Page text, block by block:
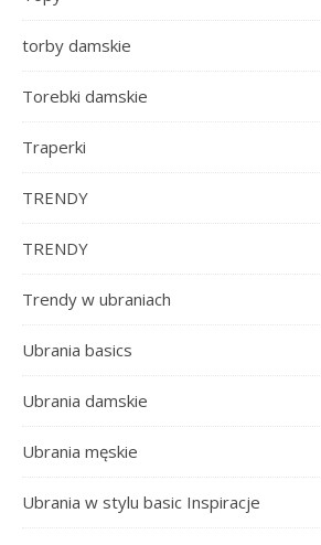
torby damskie
Torebki damskie
Traperki
TRENDY
TRENDY
Trendy w ubraniach
Ubrania basics
Ubrania damskie
Ubrania męskie
Ubrania w stylu basic Inspiracje